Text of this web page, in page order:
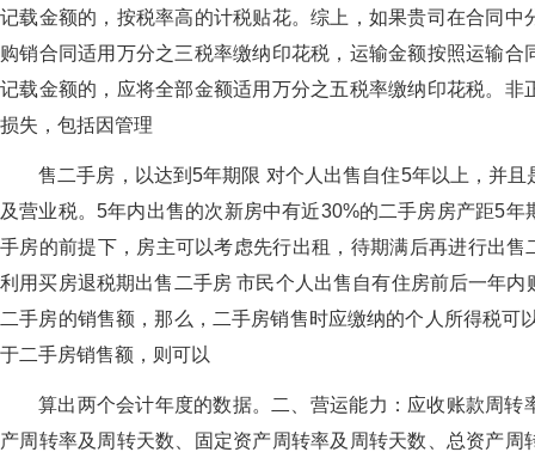
记载金额的，按税率高的计税贴花。综上，如果贵司在合同
购销合同适用万分之三税率缴纳印花税，运输金额按照运输
记载金额的，应将全部金额适用万分之五税率缴纳印花税。
损失，包括因管理
售二手房，以达到5年期限 对个人出售自住5年以上，并
及营业税。5年内出售的次新房中有近30%的二手房房产距5
手房的前提下，房主可以考虑先行出租，待期满后再进行出
利用买房退税期出售二手房 市民个人出售自有住房前后一年
二手房的销售额，那么，二手房销售时应缴纳的个人所得税
于二手房销售额，则可以
算出两个会计年度的数据。二、营运能力：应收账款周
产周转率及周转天数、固定资产周转率及周转天数、总资产